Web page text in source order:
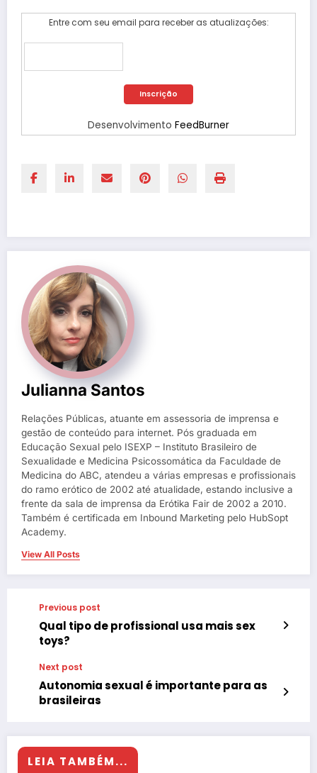
Entre com seu email para receber as atualizações:
Desenvolvimento FeedBurner
Julianna Santos
Relações Públicas, atuante em assessoria de imprensa e
gestão de conteúdo para internet. Pós graduada em
Educação Sexual pelo ISEXP – Instituto Brasileiro de
Sexualidade e Medicina Psicossomática da Faculdade de
Medicina do ABC, atendeu a várias empresas e profissionais
do ramo erótico de 2002 até atualidade, estando inclusive a
frente da sala de imprensa da Erótika Fair de 2002 a 2010.
Também é certificada em Inbound Marketing pelo HubSopt
Academy.
View All Posts
Previous post
Qual tipo de profissional usa mais sex
toys?
Next post
Autonomia sexual é importante para as
brasileiras
LEIA TAMBÉM...